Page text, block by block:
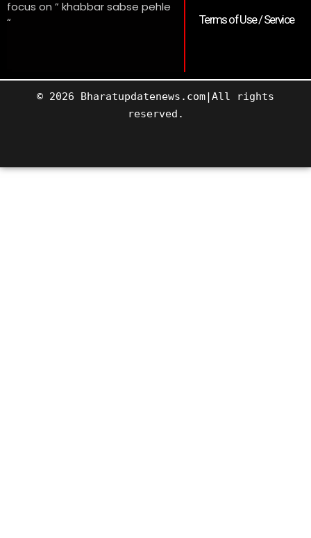
focus on ” khabbar sabse pehle
“
Terms of Use / Service
© 2026 Bharatupdatenews.com|All rights
reserved.